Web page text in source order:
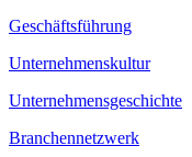
Geschäftsführung
Unternehmenskultur
Unternehmensgeschichte
Branchennetzwerk